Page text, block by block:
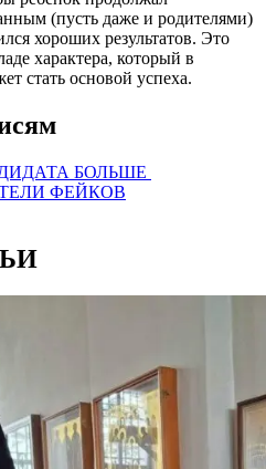
(пусть даже и родителями)
хороших результатов. Это
характера, который в
стать основой успеха.
БОЛЬШЕ
ФЕЙКОВ